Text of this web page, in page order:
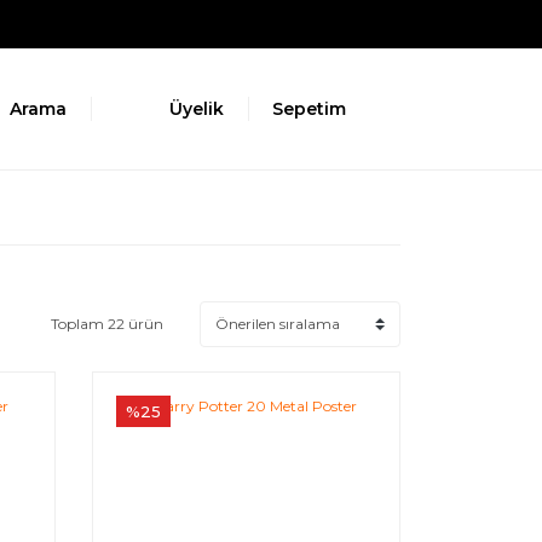
Arama Üyelik Sepetim
Toplam 22 ürün
%25